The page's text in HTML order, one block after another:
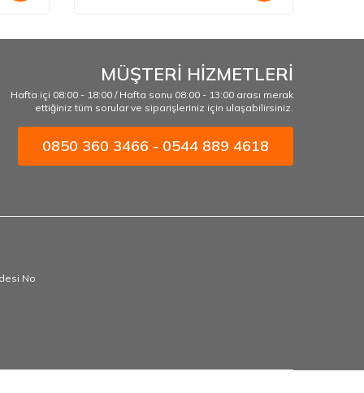
MÜŞTERİ HİZMETLERİ
Hafta içi 08:00 - 18:00 / Hafta sonu 08:00 - 13:00 arası merak
ettiğiniz tüm sorular ve siparişleriniz için ulaşabilirsiniz.
0850 360 3466 - 0544 889 4618
No